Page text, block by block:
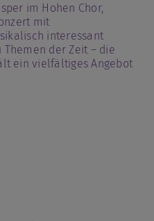
im Hohen Chor,
mit
interessant
der Zeit – die
ein vielfältiges Angebot